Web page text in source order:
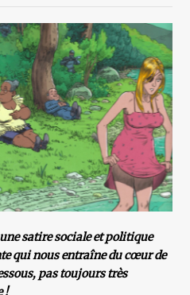
satire sociale et politique
qui nous entraîne du cœur de
pas toujours très
!